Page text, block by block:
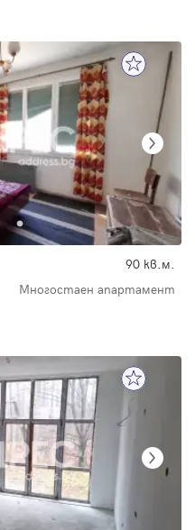
90 кв.м.
Многостаен апартамент